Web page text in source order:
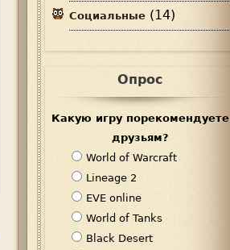
Социальные (14)
Опрос
Какую игру порекомендуете
друзьям?
В
а
р
и
а
World of Warcraft
Lineage 2
EVE online
World of Tanks
Black Desert